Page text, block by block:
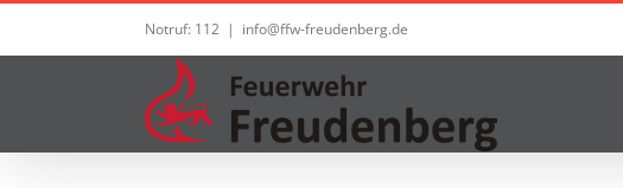
Zum
springen
Notruf: 112 | info@ffw-freudenberg.de